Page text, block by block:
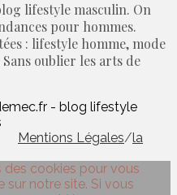
lifestyle masculin. On
pour hommes.
: lifestyle homme, mode
oublier les arts de
- blog lifestyle
Mentions Légales/la
cookies pour vous
sur notre site. Si vous